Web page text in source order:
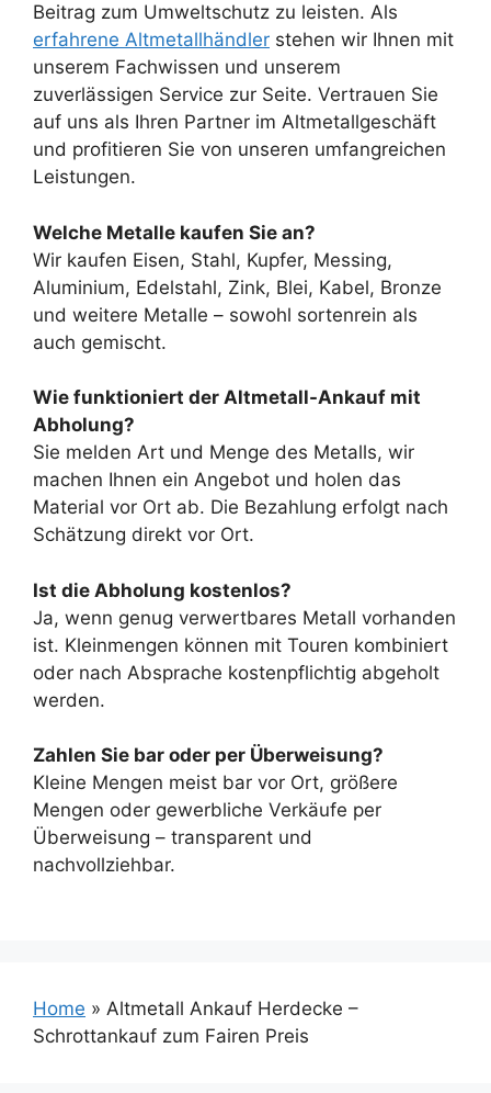
Beitrag zum Umweltschutz zu leisten. Als
erfahrene Altmetallhändler stehen wir Ihnen mit
unserem Fachwissen und unserem
zuverlässigen Service zur Seite. Vertrauen Sie
auf uns als Ihren Partner im Altmetallgeschäft
und profitieren Sie von unseren umfangreichen
Leistungen.
Welche Metalle kaufen Sie an?
Wir kaufen Eisen, Stahl, Kupfer, Messing,
Aluminium, Edelstahl, Zink, Blei, Kabel, Bronze
und weitere Metalle – sowohl sortenrein als
auch gemischt.
Wie funktioniert der Altmetall-Ankauf mit
Abholung?
Sie melden Art und Menge des Metalls, wir
machen Ihnen ein Angebot und holen das
Material vor Ort ab. Die Bezahlung erfolgt nach
Schätzung direkt vor Ort.
Ist die Abholung kostenlos?
Ja, wenn genug verwertbares Metall vorhanden
ist. Kleinmengen können mit Touren kombiniert
oder nach Absprache kostenpflichtig abgeholt
werden.
Zahlen Sie bar oder per Überweisung?
Kleine Mengen meist bar vor Ort, größere
Mengen oder gewerbliche Verkäufe per
Überweisung – transparent und
nachvollziehbar.
Home » Altmetall Ankauf Herdecke –
Schrottankauf zum Fairen Preis